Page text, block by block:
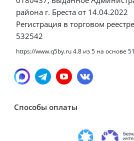
района г. Бреста от 14.04.2022
Регистрация в торговом
532542
https://www.q5by.ru4.8 из5 на основе
Способы оплаты